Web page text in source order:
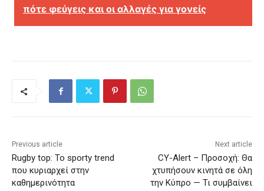
πότε φεύγεις και οι αλλαγές για γονείς
Previous article
Rugby top: Το sporty trend
που κυριαρχεί στην
καθημερινότητα
Next article
CY-Alert – Προσοχή: Θα
χτυπήσουν κινητά σε όλη
την Κύπρο — Τι συμβαίνει